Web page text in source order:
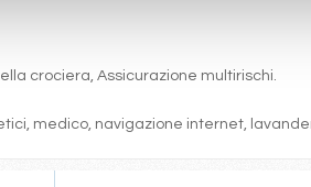
crociera, Assicurazione multirischi.
medico, navigazione internet,